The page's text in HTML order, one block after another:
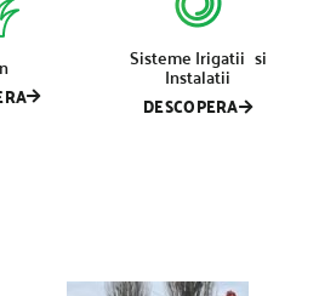
Sisteme Irigatii si
Instalatii
DESCOPERA